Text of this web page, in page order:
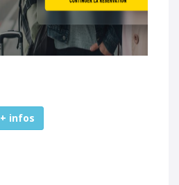
+ infos